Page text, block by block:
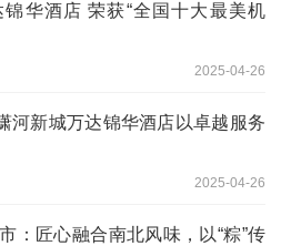
华酒店 荣获“全国十大最美机
2025-04-26
河新城万达锦华酒店以卓越服务
2025-04-26
：匠心融合南北风味，以“粽”传